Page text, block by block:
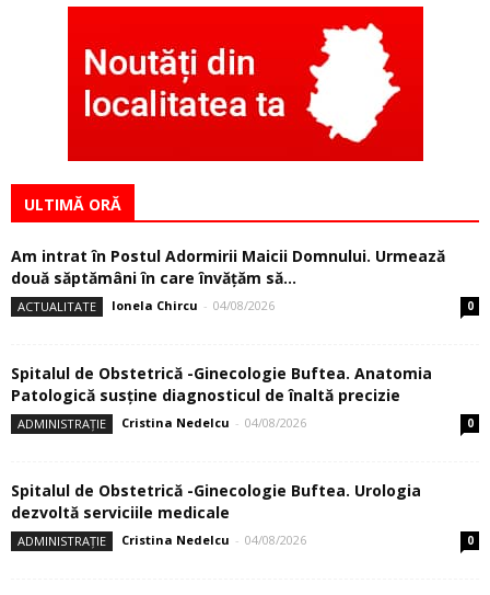
ULTIMĂ ORĂ
Am intrat în Postul Adormirii Maicii Domnului. Urmează
două săptămâni în care învăţăm să...
ACTUALITATE Ionela Chircu - 04/08/2026 0
Spitalul de Obstetrică -Ginecologie Buftea. Anatomia
Patologică susţine diagnosticul de înaltă precizie
ADMINISTRAȚIE Cristina Nedelcu - 04/08/2026 0
Spitalul de Obstetrică -Ginecologie Buftea. Urologia
dezvoltă serviciile medicale
ADMINISTRAȚIE Cristina Nedelcu - 04/08/2026 0